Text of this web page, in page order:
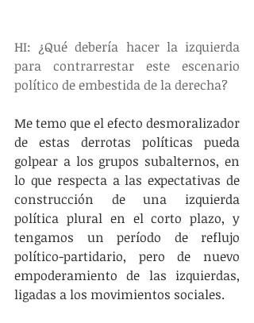
HI: ¿Qué debería hacer la izquierda
para contrarrestar este escenario
político de embestida de la derecha?
Me temo que el efecto desmoralizador
de estas derrotas políticas pueda
golpear a los grupos subalternos, en
lo que respecta a las expectativas de
construcción de una izquierda
política plural en el corto plazo, y
tengamos un período de reflujo
político-partidario, pero de nuevo
empoderamiento de las izquierdas,
ligadas a los movimientos sociales.